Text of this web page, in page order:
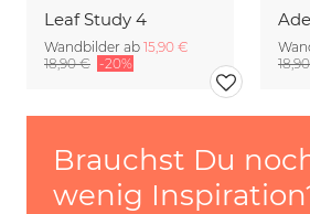
Leaf Study 4
Wandbilder ab 15,90 €
18,90 € -20%
Brauchst Du
wenig